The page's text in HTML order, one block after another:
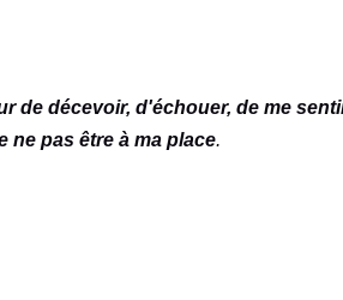
de décevoir, d'échouer, de me
ne pas être à ma place.